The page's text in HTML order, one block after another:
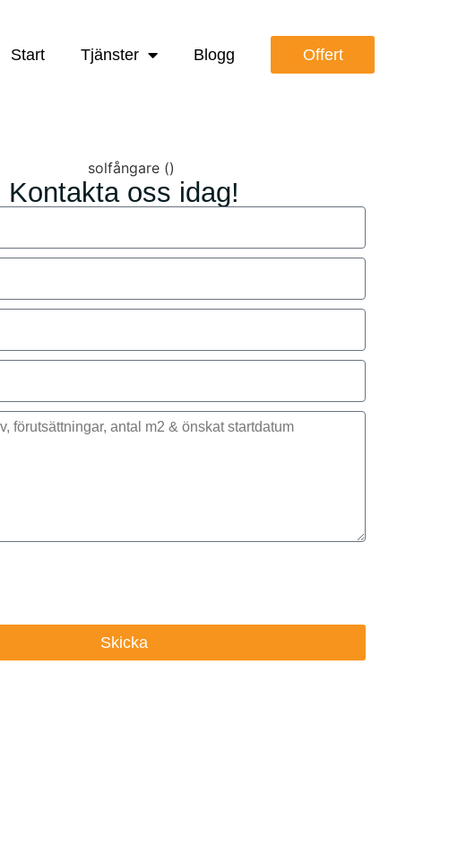
Start Tjänster Blogg Offert
Kontakta oss idag!
Skicka